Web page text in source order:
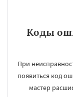
Коды
При
появиться код
мастер